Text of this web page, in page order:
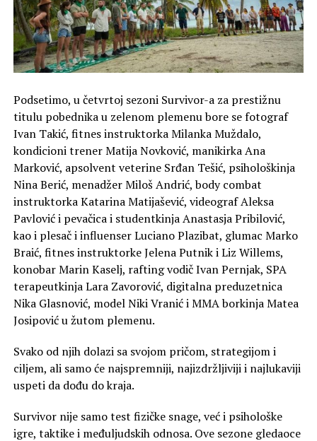
Podsetimo, u četvrtoj sezoni Survivor-a za prestižnu
titulu pobednika u zelenom plemenu bore se fotograf
Ivan Takić, fitnes instruktorka Milanka Muždalo,
kondicioni trener Matija Novković, manikirka Ana
Marković, apsolvent veterine Srđan Tešić, psihološkinja
Nina Berić, menadžer Miloš Andrić, body combat
instruktorka Katarina Matijašević, videograf Aleksa
Pavlović i pevačica i studentkinja Anastasja Pribilović,
kao i plesač i influenser Luciano Plazibat, glumac Marko
Braić, fitnes instruktorke Jelena Putnik i Liz Willems,
konobar Marin Kaselj, rafting vodič Ivan Pernjak, SPA
terapeutkinja Lara Zavorović, digitalna preduzetnica
Nika Glasnović, model Niki Vranić i MMA borkinja Matea
Josipović u žutom plemenu.
Svako od njih dolazi sa svojom pričom, strategijom i
ciljem, ali samo će najspremniji, najizdržljiviji i najlukaviji
uspeti da dođu do kraja.
Survivor nije samo test fizičke snage, već i psihološke
igre, taktike i međuljudskih odnosa. Ove sezone gledaoce